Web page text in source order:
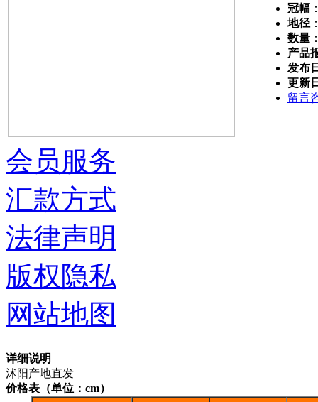
冠幅
地径
数量
产品
发布
更新
留言
详细说明
沭阳产地直发
价格表（单位：cm）
会员服务
汇款方式
法律声明
版权隐私
网站地图